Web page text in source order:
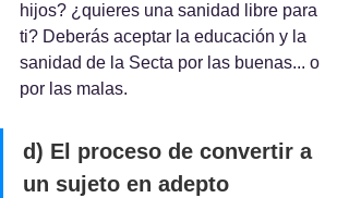
hijos? ¿quieres una sanidad libre para
ti? Deberás aceptar la educación y la
sanidad de la Secta por las buenas... o
por las malas.
d) El proceso de convertir a
un sujeto en adepto